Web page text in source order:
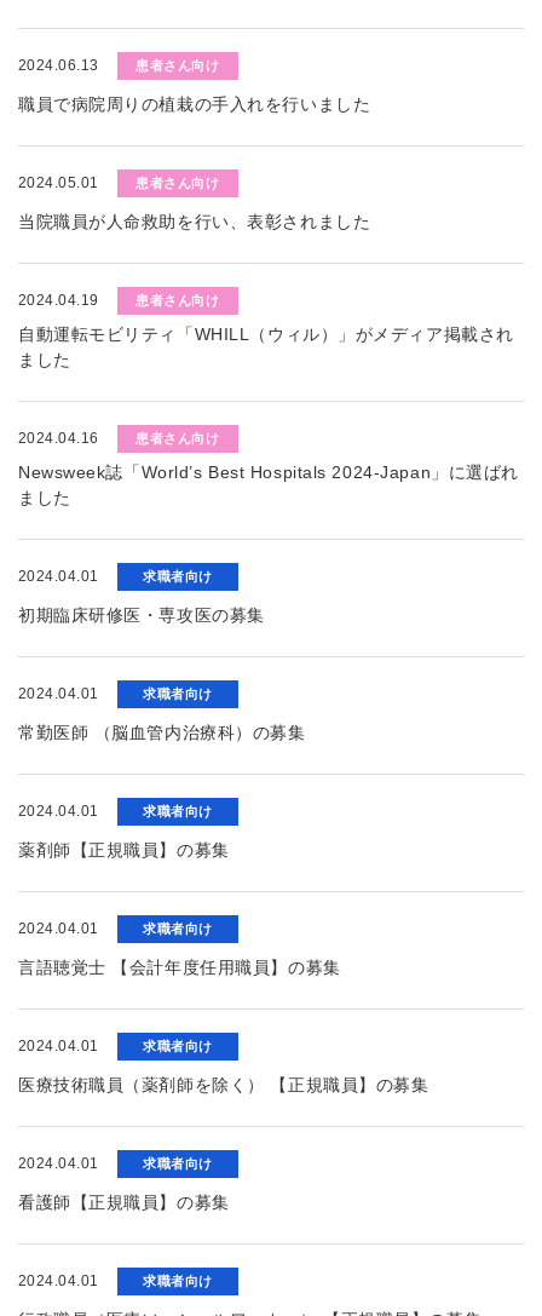
2024.06.13 患者さん向け
職員で病院周りの植栽の手入れを行いました
2024.05.01 患者さん向け
当院職員が人命救助を行い、表彰されました
2024.04.19 患者さん向け
自動運転モビリティ「WHILL（ウィル）」がメディア掲載され
ました
2024.04.16 患者さん向け
Newsweek誌「World’s Best Hospitals 2024-Japan」に選ばれ
ました
2024.04.01 求職者向け
初期臨床研修医・専攻医の募集
2024.04.01 求職者向け
常勤医師 （脳血管内治療科）の募集
2024.04.01 求職者向け
薬剤師【正規職員】の募集
2024.04.01 求職者向け
言語聴覚士 【会計年度任用職員】の募集
2024.04.01 求職者向け
医療技術職員（薬剤師を除く） 【正規職員】の募集
2024.04.01 求職者向け
看護師【正規職員】の募集
2024.04.01 求職者向け